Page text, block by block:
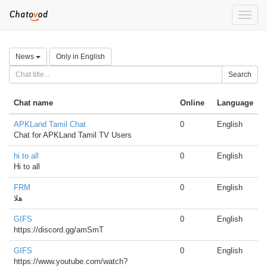
Toggle
News Only in English
Search
Chat name Online Language
APKLand Tamil Chat
Chat for APKLand Tamil TV Users
0 English
hi to all
Hi to all
0 English
FRM
هلا
0 English
GIFS
https://discord.gg/amSmT
0 English
GIFS
https://www.youtube.com/watch?
0 English